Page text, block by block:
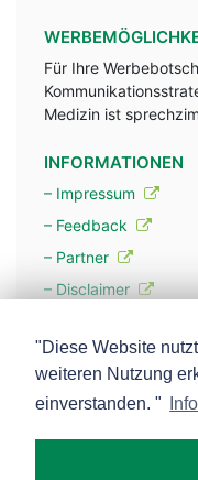
Für Ihre
Medizin ist
INFORMATIONEN
– Impressum
– Feedback
– Partner
– Disclaimer
– Werbung
– Mehr über unsere
"Diese Website
weiteren Nutzung
einverstanden. "